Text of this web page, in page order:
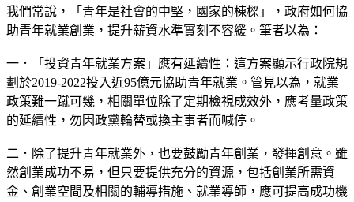
我們常說，「青年是社會的中堅，國家的棟樑」，政府如何協
助青年就業創業，提升薪資水準實刻不容緩。筆者以為：
一．「投資青年就業方案」應有延續性：這方案顯示行政院規
劃於2019-2022投入近95億元協助青年就業。管見以為，就業
政策難一蹴可幾，相關單位除了定期檢視成效外，應考量政策
的延續性，勿因政黨輪替或換主事者而喊停。
二．除了提升青年就業外，也要鼓勵青年創業，發揮創意。雖
然創業成功不易，但只要提供充分的資源，包括創業所需資
金、創業空間及相關的輔導措施、就業導師，應可提高成功機